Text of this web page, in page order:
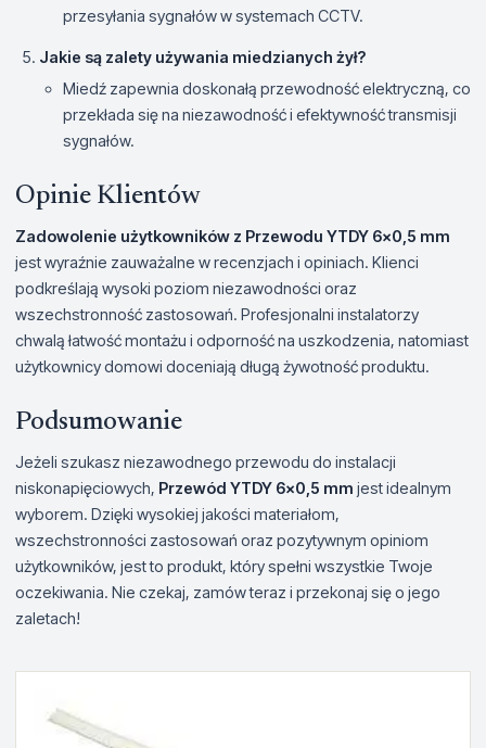
przesyłania sygnałów w systemach CCTV.
Jakie są zalety używania miedzianych żył?
Miedź zapewnia doskonałą przewodność elektryczną, co
przekłada się na niezawodność i efektywność transmisji
sygnałów.
Opinie Klientów
Zadowolenie użytkowników z Przewodu YTDY 6x0,5 mm
jest wyraźnie zauważalne w recenzjach i opiniach. Klienci
podkreślają wysoki poziom niezawodności oraz
wszechstronność zastosowań. Profesjonalni instalatorzy
chwalą łatwość montażu i odporność na uszkodzenia, natomiast
użytkownicy domowi doceniają długą żywotność produktu.
Podsumowanie
Jeżeli szukasz niezawodnego przewodu do instalacji
niskonapięciowych, Przewód YTDY 6x0,5 mm jest idealnym
wyborem. Dzięki wysokiej jakości materiałom,
wszechstronności zastosowań oraz pozytywnym opiniom
użytkowników, jest to produkt, który spełni wszystkie Twoje
oczekiwania. Nie czekaj, zamów teraz i przekonaj się o jego
zaletach!